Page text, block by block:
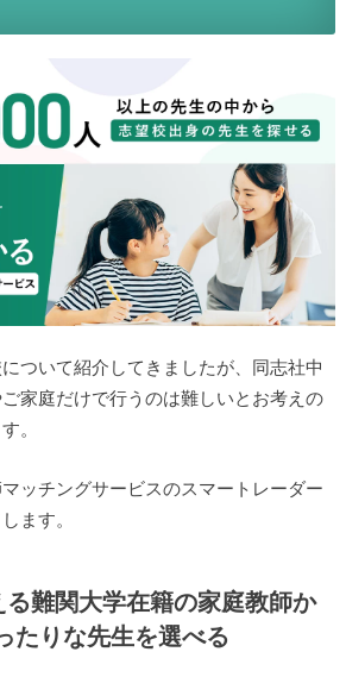
ついて紹介してきましたが、同志社中
家庭だけで行うのは難しいとお考えの
。
ッチングサービスのスマートレーダー
ます。
難関大学在籍の家庭教師か
たりな先生を選べる